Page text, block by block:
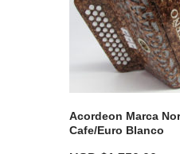
Acordeon Marca
Cafe/Euro Blanco